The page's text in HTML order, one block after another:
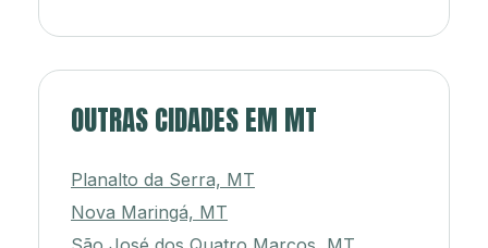
OUTRAS CIDADES EM MT
Planalto da Serra, MT
Nova Maringá, MT